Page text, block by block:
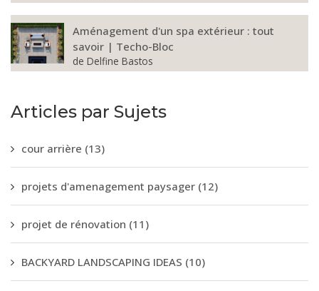
Aménagement d'un spa extérieur : tout
savoir | Techo-Bloc
de Delfine Bastos
Articles par Sujets
cour arrière (13)
projets d'amenagement paysager (12)
projet de rénovation (11)
BACKYARD LANDSCAPING IDEAS (10)